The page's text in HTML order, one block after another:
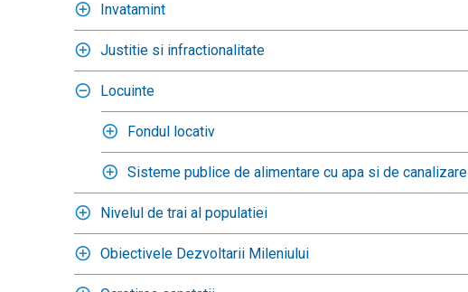
Invatamint
Justitie si infractionalitate
Locuinte
Fondul locativ
Sisteme publice de alimentare cu apa si de canalizare
Nivelul de trai al populatiei
Obiectivele Dezvoltarii Mileniului